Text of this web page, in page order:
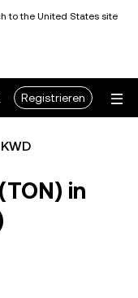
to the United States site
Registrieren
in